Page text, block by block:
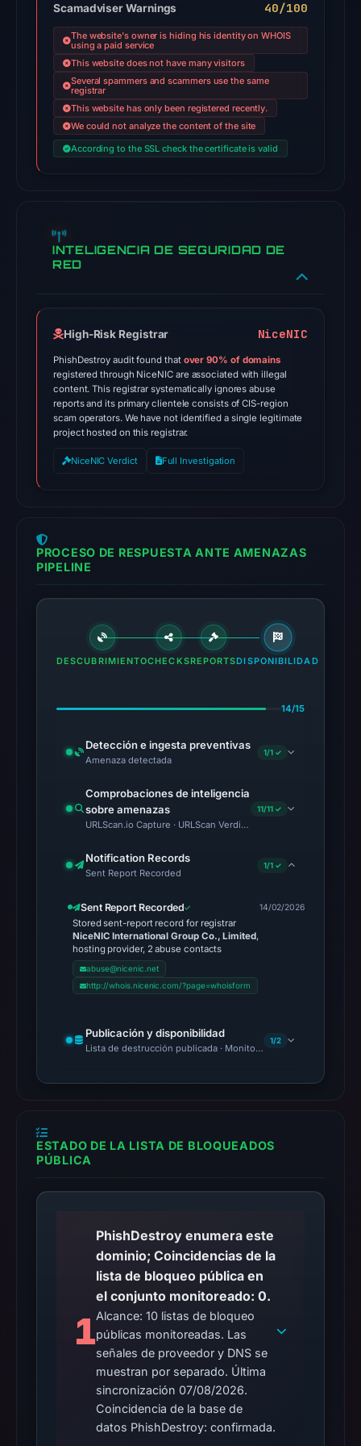
engines:
ADMINUSLabs,
alphaMountain.ai,
Chong
Dao,
CRDF,
Fortinet,
2026
Spamhaus
DBL:
DBL_PHISH
on
Jul
14,
2026
10:32
external
snapshot
no
matches
2026
at
UTC.
URLQuery
no
positive
on
Feb
14,
2026
UTC.
Safe
no
2026
at
04:14
UTC.
URLScan
completed
without
a
malicious
verdict
Scamadviser Warnings 40/100
The website's owner is hiding his identity on WHOIS
using a paid service
This website does not have many visitors
Several spammers and scammers use the same
registrar
This website has only been registered recently.
We could not analyze the content of the site
According to the SSL check the certificate is valid
INTELIGENCIA DE SEGURIDAD DE
RED
High-Risk Registrar NiceNIC
PhishDestroy audit found that over 90% of domains
registered through NiceNIC are associated with illegal
content. This registrar systematically ignores abuse
reports and its primary clientele consists of CIS-region
scam operators. We have not identified a single legitimate
project hosted on this registrar.
NiceNIC Verdict Full Investigation
PROCESO DE RESPUESTA ANTE AMENAZAS
PIPELINE
DESCUBRIMIENTOCHECKSREPORTSDISPONIBILIDAD
14/15
Detección e ingesta preventivas
Amenaza detectada
1/1 ✓
Comprobaciones de inteligencia
sobre amenazas
URLScan.io Capture · URLScan Verdict · Cloudflare Radar
11/11 ✓
Notification Records
Sent Report Recorded
1/1 ✓
Sent Report Recorded
Stored sent-report record for registrar
NiceNIC International Group Co., Limited,
hosting provider, 2 abuse contacts
abuse@nicenic.net
http://whois.nicenic.com/?page=whoisform
14/02/2026
Publicación y disponibilidad
Lista de destrucción publicada · Monitoring Continues
1/2
ESTADO DE LA LISTA DE BLOQUEADOS
PÚBLICA
1
PhishDestroy enumera este
dominio; Coincidencias de la
lista de bloqueo pública en
el conjunto monitoreado: 0.
Alcance: 10 listas de bloqueo
públicas monitoreadas. Las
señales de proveedor y DNS se
muestran por separado. Última
sincronización 07/08/2026.
Coincidencia de la base de
datos PhishDestroy: confirmada.